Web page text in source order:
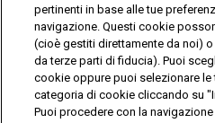
© Copyright Sisal Italia
Privacy
pertinenti in base alle tue
navigazione. Questi cookie
(cioè gestiti direttamente da noi)
da terze parti di fiducia). Puoi
cookie oppure puoi selezionare
categoria di cookie cliccando su
Puoi procedere con la